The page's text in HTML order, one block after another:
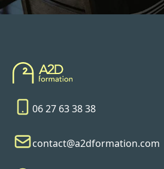
06 27 63 38 38
contact@a2dformation.com